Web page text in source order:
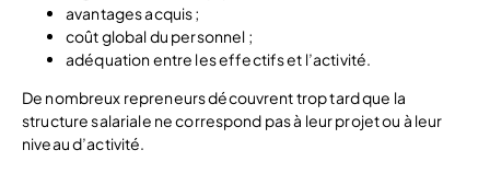
avantages acquis ;
coût global du personnel ;
adéquation entre les effectifs et l’activité.
De nombreux repreneurs découvrent trop tard que la
structure salariale ne correspond pas à leur projet ou à leur
niveau d’activité.